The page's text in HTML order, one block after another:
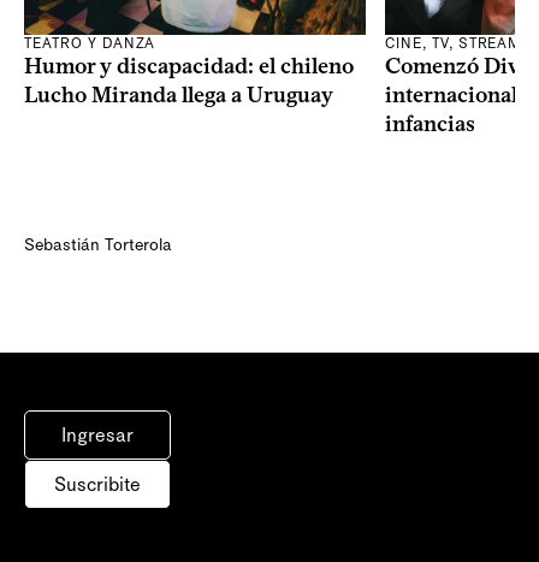
TEATRO Y DANZA
Humor y discapacidad: el chileno
Lucho Miranda llega a Uruguay
Sebastián Torterola
CINE, TV,
Comenzó
internacional
infancias
Ingresar
Suscribite